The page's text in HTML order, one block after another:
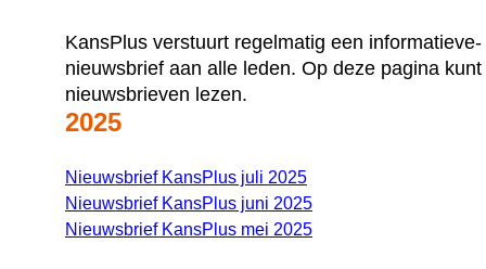
KansPlus verstuurt regelmatig een
nieuwsbrief aan alle leden. Op deze pagina
nieuwsbrieven lezen.
2025
Nieuwsbrief KansPlus juli 2025
Nieuwsbrief KansPlus juni 2025
Nieuwsbrief KansPlus mei 2025